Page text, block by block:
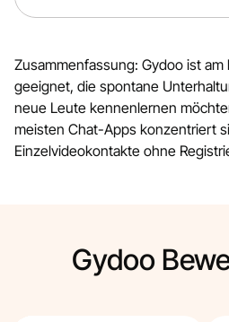
Zusammenfassung: Gydoo ist
geeignet, die spontane
neue Leute kennenlernen
meisten Chat-Apps konzentriert
Einzelvideokontakte ohne
Gydoo